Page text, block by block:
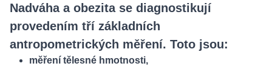
Nadváha a obezita se diagnostikují
provedením tří základních
antropometrických měření. Toto jsou:
měření tělesné hmotnosti,